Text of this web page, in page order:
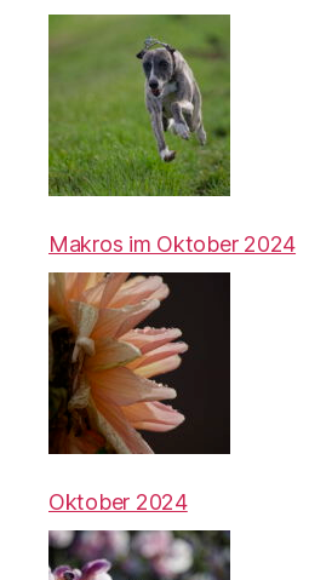
Makros im Oktober 2024
Oktober 2024